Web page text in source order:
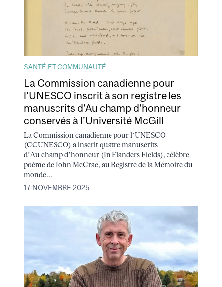
SANTÉ ET COMMUNAUTÉ
La Commission canadienne pour
l’UNESCO inscrit à son registre les
manuscrits d’Au champ d’honneur
conservés à l’Université McGill
La Commission canadienne pour l’UNESCO
(CCUNESCO) a inscrit quatre manuscrits
d’Au champ d’honneur (In Flanders Fields), célèbre
poème de John McCrae, au Registre de la Mémoire du
monde...
17 NOVEMBRE 2025